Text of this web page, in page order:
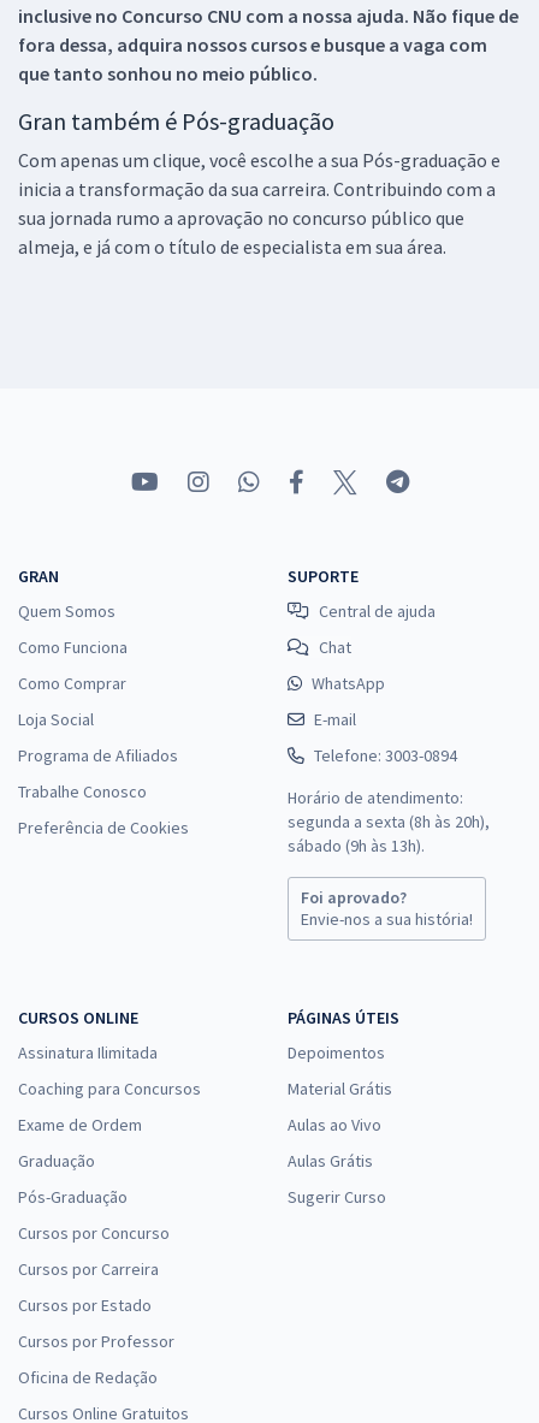
inclusive no Concurso CNU com a nossa ajuda. Não fique de
fora dessa, adquira nossos cursos e busque a vaga com
que tanto sonhou no meio público.
Gran também é Pós-graduação
Com apenas um clique, você escolhe a sua Pós-graduação e
inicia a transformação da sua carreira. Contribuindo com a
sua jornada rumo a aprovação no concurso público que
almeja, e já com o título de especialista em sua área.
GRAN
Quem Somos
Como Funciona
Como Comprar
Loja Social
Programa de Afiliados
Trabalhe Conosco
Preferência de Cookies
SUPORTE
Central de ajuda
Chat
WhatsApp
E-mail
Telefone: 3003-0894
Horário de atendimento:
segunda a sexta (8h às 20h),
sábado (9h às 13h).
Foi aprovado?
Envie-nos a sua história!
CURSOS ONLINE
Assinatura Ilimitada
Coaching para Concursos
Exame de Ordem
Graduação
Pós-Graduação
Cursos por Concurso
Cursos por Carreira
Cursos por Estado
Cursos por Professor
Oficina de Redação
Cursos Online Gratuitos
PÁGINAS ÚTEIS
Depoimentos
Material Grátis
Aulas ao Vivo
Aulas Grátis
Sugerir Curso